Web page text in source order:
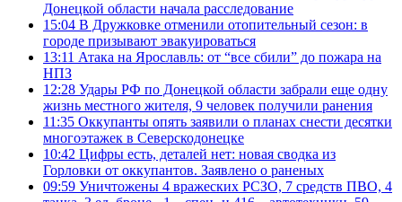
Донецкой области начала расследование
15:04 В Дружковке отменили отопительный сезон: в
городе призывают эвакуироваться
13:11 Атака на Ярославль: от “все сбили” до пожара на
НПЗ
12:28 Удары РФ по Донецкой области забрали еще одну
жизнь местного жителя, 9 человек получили ранения
11:35 Оккупанты опять заявили о планах снести десятки
многоэтажек в Северскодонецке
10:42 Цифры есть, деталей нет: новая сводка из
Горловки от оккупантов. Заявлено о раненых
09:59 Уничтожены 4 вражеских РСЗО, 7 средств ПВО, 4